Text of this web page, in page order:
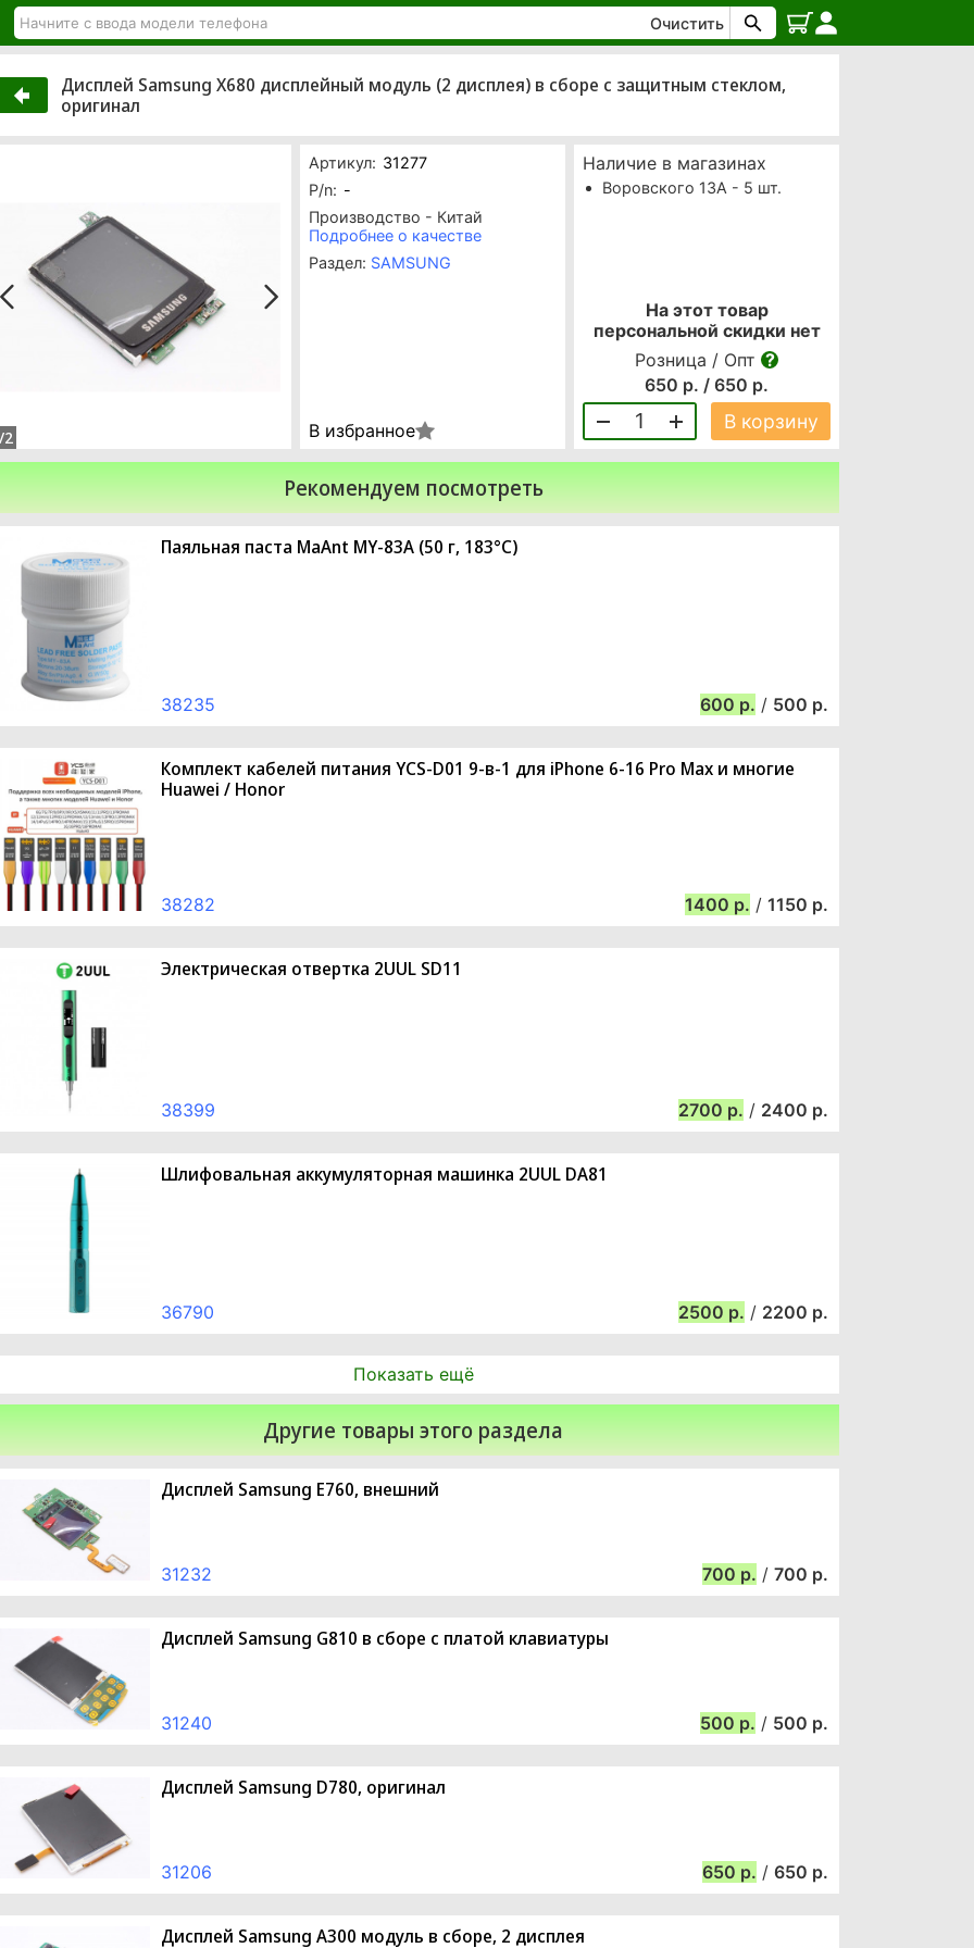
Очистить
Дисплей Samsung X680 дисплейный модуль (2 дисплея) в сборе с защитным стеклом,
оригинал
2
Артикул: 31277
P/n: -
Производство - Китай
Подробнее о качестве
Раздел: SAMSUNG
В избранное
Наличие в магазинах
Воровского 13А - 5 шт.
На этот товар
персональной скидки нет
Розница / Опт
650 р. / 650 р.
1 В корзину
Рекомендуем посмотреть
Паяльная паста MaAnt MY-83A (50 г, 183°C)
38235 600 / 500
Комплект кабелей питания YCS-D01 9-в-1 для iPhone 6-16 Pro Max и многие
Huawei / Honor
38282 1400 / 1150
Электрическая отвертка 2UUL SD11
38399 2700 / 2400
Шлифовальная аккумуляторная машинка 2UUL DA81
36790 2500 / 2200
Показать ещё
Другие товары этого раздела
Дисплей Samsung E760, внешний
31232 700 / 700
Дисплей Samsung G810 в сборе с платой клавиатуры
31240 500 / 500
Дисплей Samsung D780, оригинал
31206 650 / 650
Дисплей Samsung A300 модуль в сборе, 2 дисплея